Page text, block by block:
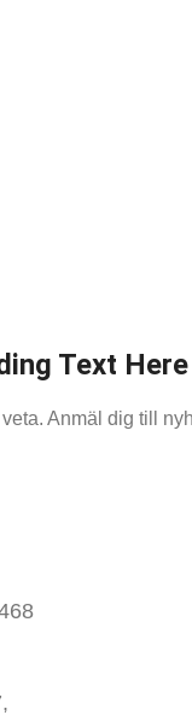
Text Here
Anmäl dig till